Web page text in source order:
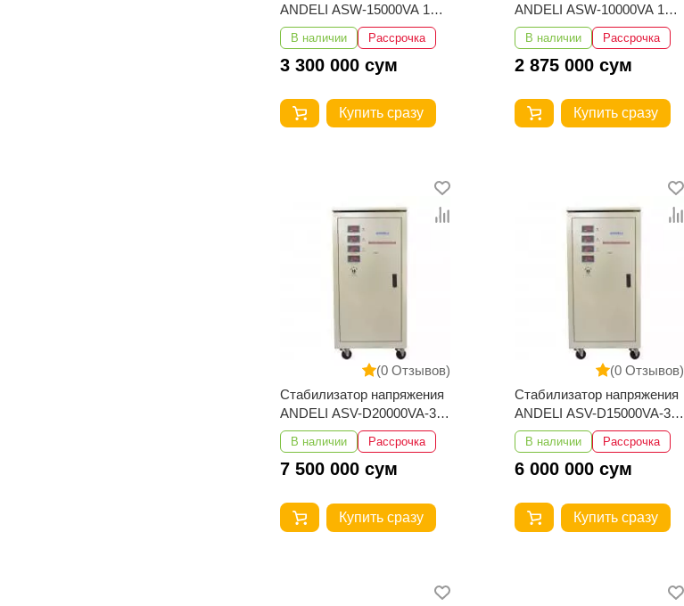
ANDELI ASW-15000VA 110-
250V настенный
В наличии Рассрочка
3 300 000 сум
Купить сразу
ANDELI ASW-10000VA 110-
250V настенный
В наличии Рассрочка
2 875 000 сум
Купить сразу
(0 Отзывов)
Стабилизатор напряжения
ANDELI ASV-D20000VA-3
260-430V
В наличии Рассрочка
7 500 000 сум
Купить сразу
(0 Отзывов)
Стабилизатор напряжения
ANDELI ASV-D15000VA-3
260-430V
В наличии Рассрочка
6 000 000 сум
Купить сразу